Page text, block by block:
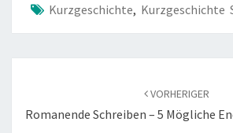
Kurzgeschichte, Kurzgeschichte
VORHERIGER
Romanende Schreiben – 5 Mögliche